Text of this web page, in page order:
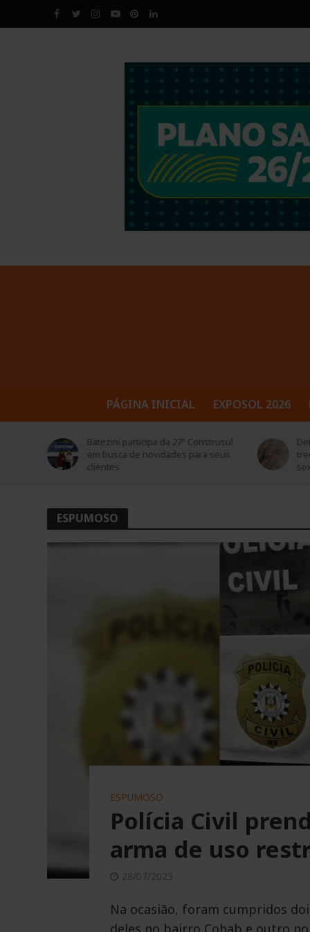
PÁGINA INICIAL EXPOSOL 2026
Detonação de rochas bloqueará
trecho da BR-386 em Soledade nesta
sexta-feira (7)
ESPUMOSO
ESPUMOSO
Polícia Civil
arma de uso
28/07/2023
Na ocasião, foram cumpridos
deles no bairro Cohab e outro